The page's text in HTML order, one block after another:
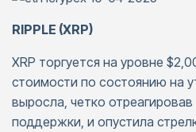
RIPPLE (XRP)
XRP торгуется на уровне
стоимости по состоянию на
выросла, четко отреагировав
поддержки, и опустила